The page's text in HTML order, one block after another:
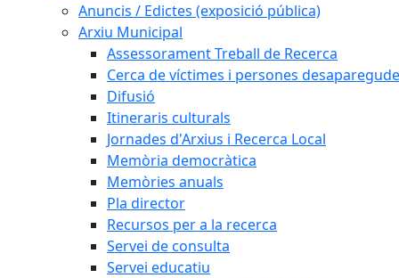
Anuncis / Edictes (exposició pública)
Arxiu Municipal
Assessorament Treball de Recerca
Cerca de víctimes i persones
Difusió
Itineraris culturals
Jornades d'Arxius i Recerca Local
Memòria democràtica
Memòries anuals
Pla director
Recursos per a la recerca
Servei de consulta
Servei educatiu